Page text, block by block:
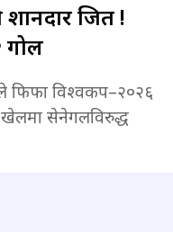
शानदार जित !
गोल
फिफा विश्वकप–२०२६
सेनेगलविरुद्ध